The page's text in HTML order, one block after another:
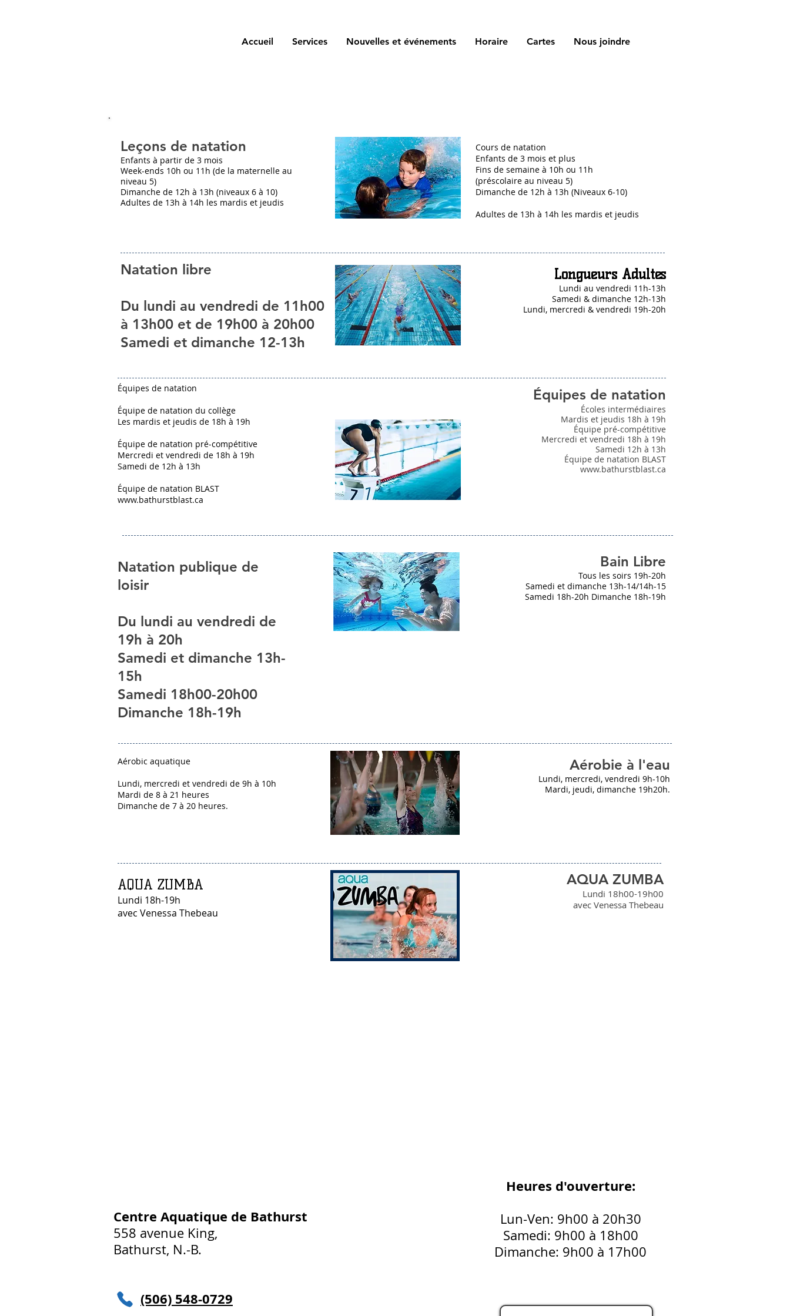
Accueil Services Nouvelles et événements Horaire Cartes Nous joindre
Leçons de natation
Enfants à partir de 3 mois
Week-ends 10h ou 11h (de la maternelle au
niveau 5)
Dimanche de 12h à 13h (niveaux 6 à 10)
Adultes de 13h à 14h les mardis et jeudis
Cours de natation
Enfants de 3 mois et plus
Fins de semaine à 10h ou 11h
(préscolaire au niveau 5)
Dimanche de 12h à 13h (Niveaux 6-10)
Adultes de 13h à 14h les mardis et jeudis
Natation libre
Du lundi au vendredi de 11h00
à 13h00 et de 19h00 à 20h00
Samedi et dimanche 12-13h
Longueurs Adultes
Lundi au vendredi 11h-13h
Samedi & dimanche 12h-13h
Lundi, mercredi & vendredi 19h-20h
Équipes de natation
Équipe de natation du collège
Les mardis et jeudis de 18h à 19h
Équipe de natation pré-compétitive
Mercredi et vendredi de 18h à 19h
Samedi de 12h à 13h
Équipe de natation BLAST
www.bathurstblast.ca
Équipes de natation
Écoles intermédiaires
Mardis et jeudis 18h à 19h
Équipe pré-compétitive
Mercredi et vendredi 18h à 19h
Samedi 12h à 13h
Équipe de natation BLAST
www.bathurstblast.ca
Natation publique de
loisir
Du lundi au vendredi de
19h à 20h
Samedi et dimanche 13h-
15h
Samedi 18h00-20h00
Dimanche 18h-19h
Bain Libre
Tous les soirs 19h-20h
Samedi et dimanche 13h-14/14h-15
Samedi 18h-20h Dimanche 18h-19h
Aérobic aquatique
Lundi, mercredi et vendredi de 9h à 10h
Mardi de 8 à 21 heures
Dimanche de 7 à 20 heures.
Aérobie à l'eau
Lundi, mercredi, vendredi 9h-10h
Mardi, jeudi, dimanche 19h20h.
AQUA ZUMBA
Lundi 18h-19h
avec Venessa Thebeau
AQUA ZUMBA
Lundi 18h00-19h00
avec Venessa Thebeau
Centre Aquatique de Bathurst
558 avenue King,
Bathurst, N.-B.
Heures d'ouverture:
Lun-Ven: 9h00 à 20h30
Samedi: 9h00 à 18h00
Dimanche: 9h00 à 17h00
(506) 548-0729